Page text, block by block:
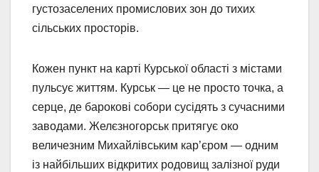
густозаселених промислових зон до тихих
сільських просторів.
Кожен пункт на карті Курської області з містами
пульсує життям. Курськ — це не просто точка, а
серце, де барокові собори сусідять з сучасними
заводами. Желєзногорськ притягує око
величезним Михайлівським кар’єром — одним
із найбільших відкритих родовищ залізної руди